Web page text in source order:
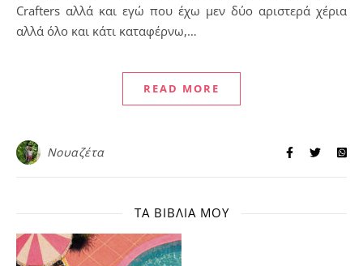
Crafters αλλά και εγώ που έχω μεν δύο αριστερά χέρια
αλλά όλο και κάτι καταφέρνω,…
READ MORE
Νουαζέτα
ΤΑ ΒΙΒΛΊΑ ΜΟΥ